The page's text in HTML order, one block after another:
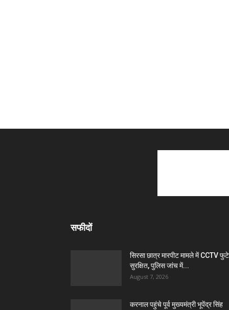
सफीदों
सिरसा छात्र मारपीट मामले में CCTV
सुरक्षित, पुलिस जांच में...
August 7, 2026
करनाल पहुंचे पूर्व मुख्यमंत्री भूपेंद्र सिंह